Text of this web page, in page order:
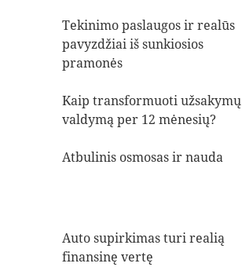
Tekinimo paslaugos ir realūs
pavyzdžiai iš sunkiosios
pramonės
Kaip transformuoti užsakymų
valdymą per 12 mėnesių?
Atbulinis osmosas ir nauda
Auto supirkimas turi realią
finansinę vertę